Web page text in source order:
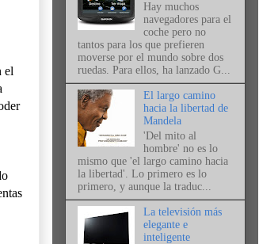
el
Hay muchos
navegadores para el
coche pero no
tantos para los que prefieren
moverse por el mundo sobre dos
ruedas. Para ellos, ha lanzado G...
El largo camino
hacia la libertad de
Mandela
'Del mito al
hombre' no es lo
mismo que 'el largo camino hacia
la libertad'. Lo primero es lo
primero, y aunque la traduc...
La televisión más
elegante e
inteligente